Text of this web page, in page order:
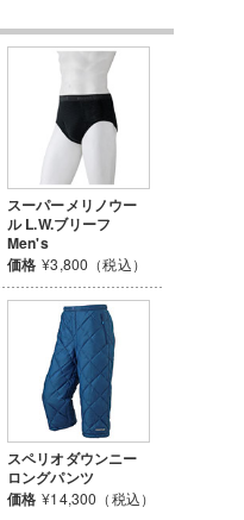
スーパーメリノウー
ル L.W.ブリーフ
Men's
価格 ¥3,800（税込）
スペリオダウンニー
ロングパンツ
価格 ¥14,300（税込）